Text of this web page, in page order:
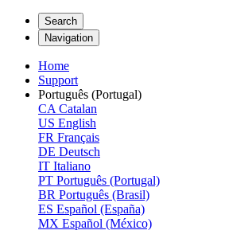
Search
Navigation
Home
Support
Português (Portugal)
CA Catalan
US English
FR Français
DE Deutsch
IT Italiano
PT Português (Portugal)
BR Português (Brasil)
ES Español (España)
MX Español (México)